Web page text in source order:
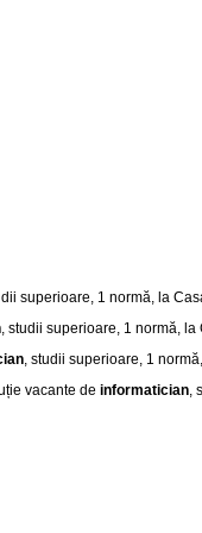
superioare, 1 normă, la
, studii superioare, 1 normă,
, studii superioare, 1
vacante de informatician